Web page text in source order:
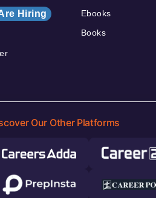
Hiring
Ebooks
Books
Our Other Platforms